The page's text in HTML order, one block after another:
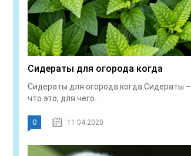
Сидераты для огорода когда
Сидераты для огорода когда Сидераты –
что это, для чего...
0 11.04.2020